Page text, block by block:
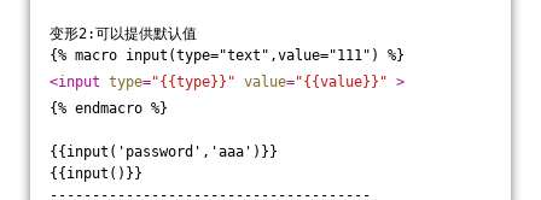
变形2:可以提供默认值
{% macro input(type="text",value="111") %}
<input type="{{type}}" value="{{value}}" >
{% endmacro %}
{{input('password','aaa')}}
{{input()}}
--------------------------------------